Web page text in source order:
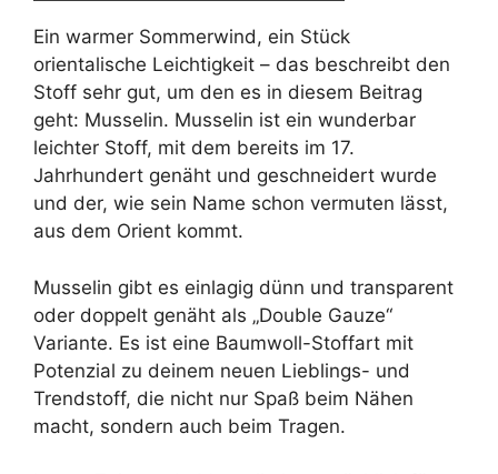
Ein warmer Sommerwind, ein Stück
orientalische Leichtigkeit – das beschreibt den
Stoff sehr gut, um den es in diesem Beitrag
geht: Musselin. Musselin ist ein wunderbar
leichter Stoff, mit dem bereits im 17.
Jahrhundert genäht und geschneidert wurde
und der, wie sein Name schon vermuten lässt,
aus dem Orient kommt.
Musselin gibt es einlagig dünn und transparent
oder doppelt genäht als „Double Gauze“
Variante. Es ist eine Baumwoll-Stoffart mit
Potenzial zu deinem neuen Lieblings- und
Trendstoff, die nicht nur Spaß beim Nähen
macht, sondern auch beim Tragen.